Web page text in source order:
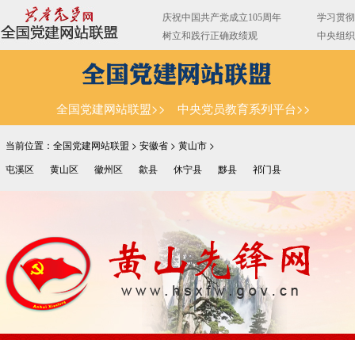
全国党建网站联盟>> 中央党员教育系列平台>>
当前位置：全国党建网站联盟 > 安徽省 > 黄山市 >
屯溪区
黄山区 徽州区 歙县 休宁县 黟县 祁门县